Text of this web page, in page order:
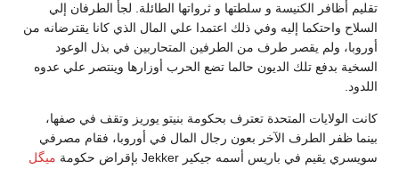
تقليم أظافر الكنيسة و سلطتها و ثرواتها الطائلة. لجأ الطرفان إلي
السلاح واحتكما إليه وفي ذلك اعتمدا علي المال الذي كانا يقترضانه من
أوروبا، ولم يقصر طرف من الطرفين المتحاربين في بذل الوعود
السخية بدفع تلك الديون حالما تضع الحرب أوزارها وينتصر علي عدوه
اللدود.
كانت الولايات المتحدة تعترف بحكومة بنيتو يوريز وتقف في صفها،
بينما ظفر الطرف الآخر بعون رجال المال في أوروبا، فقام مصرفي
سويسري يقيم في باريس أسمه جيكير Jekker بإقراض حكومة
ميگل